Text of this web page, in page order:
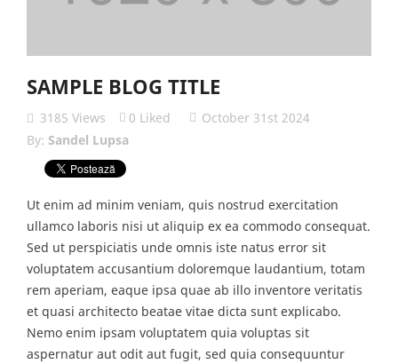
SAMPLE BLOG TITLE
3185 Views 0 Liked
October 31st 2024
By: Sandel Lupsa
Ut enim ad minim veniam, quis nostrud exercitation
ullamco laboris nisi ut aliquip ex ea commodo consequat.
Sed ut perspiciatis unde omnis iste natus error sit
voluptatem accusantium doloremque laudantium, totam
rem aperiam, eaque ipsa quae ab illo inventore veritatis
et quasi architecto beatae vitae dicta sunt explicabo.
Nemo enim ipsam voluptatem quia voluptas sit
aspernatur aut odit aut fugit, sed quia consequuntur